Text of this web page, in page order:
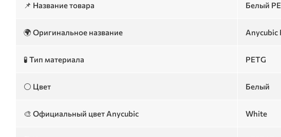
📌 Название товара Белый
🌍 Оригинальное название Anycubic
🧪 Тип материала PETG
⚪ Цвет Белый
🎨 Официальный цвет Anycubic White